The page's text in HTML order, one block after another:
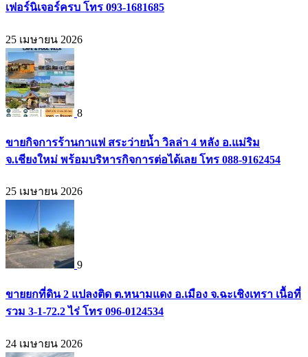
เฟอร์นิเจอร์ครบ โทร 093-1681685
25 เมษายน 2026
8
ขายกิจการร้านกาแฟ สระว่ายน้ำ วิลล่า 4 หลัง อ.แม่ริม
จ.เชียงใหม่ พร้อมบริหารกิจการต่อได้เลย โทร 088-9162454
25 เมษายน 2026
9
ขายยกที่ดิน 2 แปลงติด ต.หนามแดง อ.เมือง จ.ฉะเชิงเทรา เนื้อที่
รวม 3-1-72.2 ไร่ โทร 096-0124534
24 เมษายน 2026